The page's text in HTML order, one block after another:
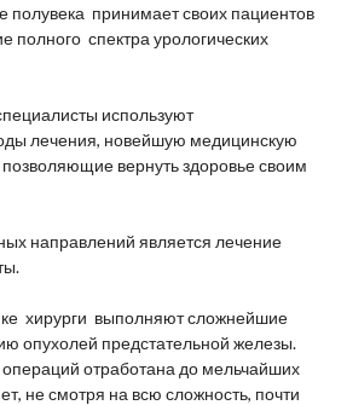
полувека принимает своих пациентов
полного спектра урологических
используют
лечения, новейшую медицинскую
вернуть здоровье своим
направлений является лечение
хирурги выполняют сложнейшие
опухолей предстательной железы.
отработана до мельчайших
не смотря на всю сложность, почти